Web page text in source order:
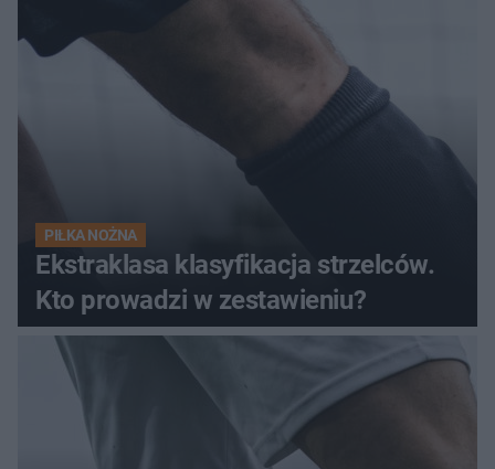
PIŁKA NOŻNA
Ekstraklasa klasyfikacja strzelców.
Kto prowadzi w zestawieniu?